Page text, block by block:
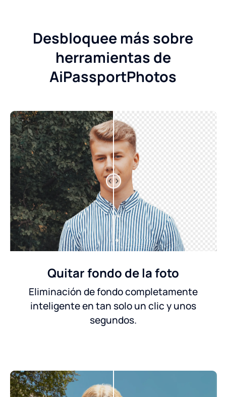
Desbloquee más sobre
herramientas de
AiPassportPhotos
Quitar fondo de la foto
Eliminación de fondo completamente
inteligente en tan solo un clic y unos
segundos.